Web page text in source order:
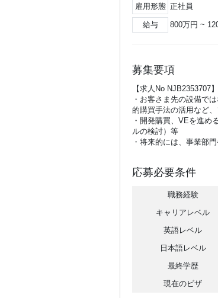
雇用形態 正社員
給与 800万円 ~
募集要項
【求人No NJB2353707】
・お客さま先の設備で
的購買手法の活用など
・開発購買、VEを進め
ルの検討）等
・将来的には、事業部
応募必要条件
職務経験
キャリアレベル
英語レベル
日本語レベル
最終学歴
現在のビザ